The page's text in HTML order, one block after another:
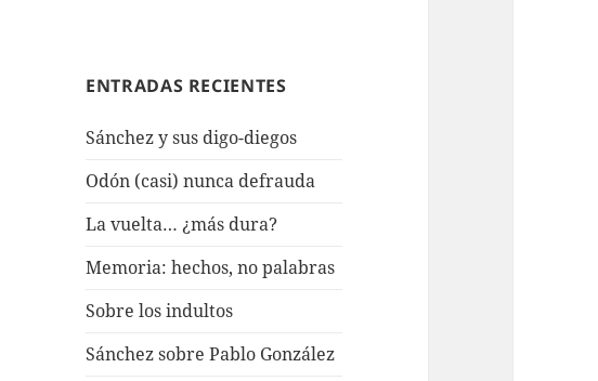
ENTRADAS RECIENTES
Sánchez y sus digo-diegos
Odón (casi) nunca defrauda
La vuelta… ¿más dura?
Memoria: hechos, no palabras
Sobre los indultos
Sánchez sobre Pablo González